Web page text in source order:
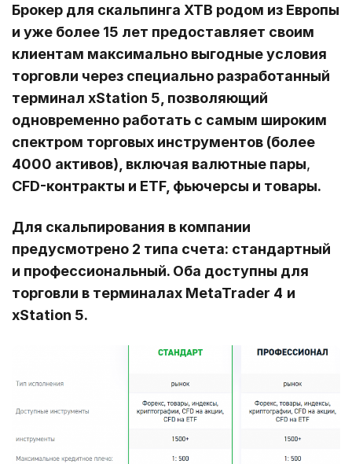
Брокер для скальпинга XTB родом из Европы
и уже более 15 лет предоставляет своим
клиентам максимально выгодные условия
торговли через специально разработанный
терминал xStation 5, позволяющий
одновременно работать с самым широким
спектром торговых инструментов (более
4000 активов), включая валютные пары,
CFD-контракты и ETF, фьючерсы и товары.
Для скальпирования в компании
предусмотрено 2 типа счета: стандартный
и профессиональный. Оба доступны для
торговли в терминалах MetaTrader 4 и
xStation 5.